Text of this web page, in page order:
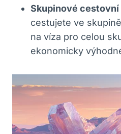
Skupinové cestovní
cestujete ve
na víza pro celou
ekonomicky